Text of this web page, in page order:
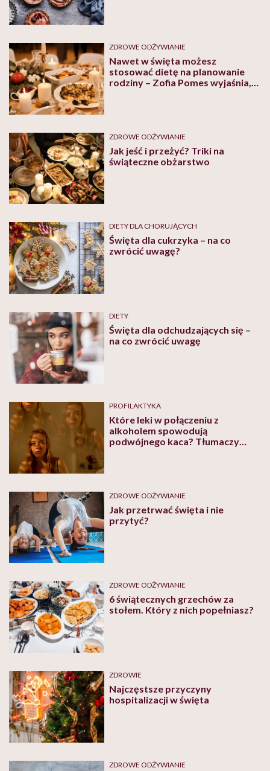
ZDROWE ODŻYWIANIE
Nawet w święta możesz
stosować dietę na planowanie
rodziny – Zofia Pomes wyjaśnia,
ZDROWE ODŻYWIANIE
Jak jeść i przeżyć? Triki na
świąteczne obżarstwo
DIETY DLA CHORUJĄCYCH
Święta dla cukrzyka – na co
zwrócić uwagę?
DIETY
Święta dla odchudzających się –
na co zwrócić uwagę
PROFILAKTYKA
Które leki w połączeniu z
alkoholem spowodują
podwójnego kaca? Tłumaczy
ZDROWE ODŻYWIANIE
Jak przetrwać święta i nie
przytyć?
ZDROWE ODŻYWIANIE
6 świątecznych grzechów za
stołem. Który z nich popełniasz?
ZDROWIE
Najczęstsze przyczyny
hospitalizacji w święta
ZDROWE ODŻYWIANIE